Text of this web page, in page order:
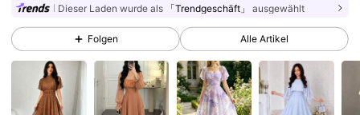
4,85
4,85 1.2M Follower
Dieser Laden wurde als 「Trendgeschäft」 ausgewählt
Folgen Alle Artikel